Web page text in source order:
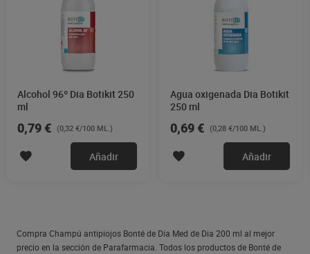
Alcohol 96º Dia Botikit 250
ml
0,79 € (0,32 €/100 ML.)
Añadir
Agua oxigenada Dia Botikit
250 ml
0,69 € (0,28 €/100 ML.)
Añadir
Compra Champú antipiojos Bonté de Dia Med de Dia 200 ml al mejor
precio en la sección de Parafarmacia. Todos los productos de Bonté de